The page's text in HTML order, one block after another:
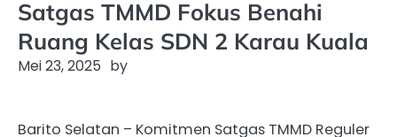
Satgas TMMD Fokus Benahi
Ruang Kelas SDN 2 Karau Kuala
Mei 23, 2025 by
Barito Selatan – Komitmen Satgas TMMD Reguler